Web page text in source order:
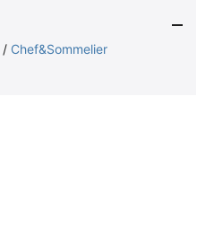
/ Chef&Sommelier